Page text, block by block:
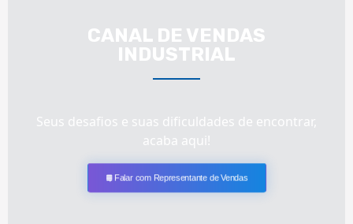
CANAL DE VENDAS
INDUSTRIAL
Seus desafios e suas dificuldades de encontrar,
acaba aqui!
Falar com Representante de Vendas